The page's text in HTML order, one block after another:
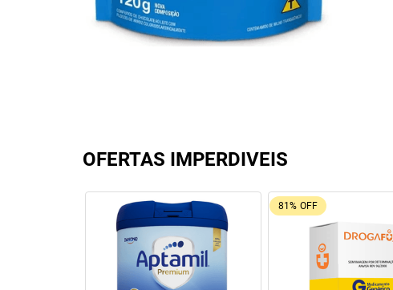
OFERTAS IMPERDIVEIS
81% OFF